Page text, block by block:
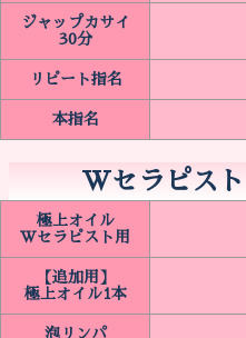
ジャップカサイ
30分
リピート指名
本指名
Wセラピス
極上オイル
Wセラピスト用
【追加用】
極上オイル1本
泡リンパ